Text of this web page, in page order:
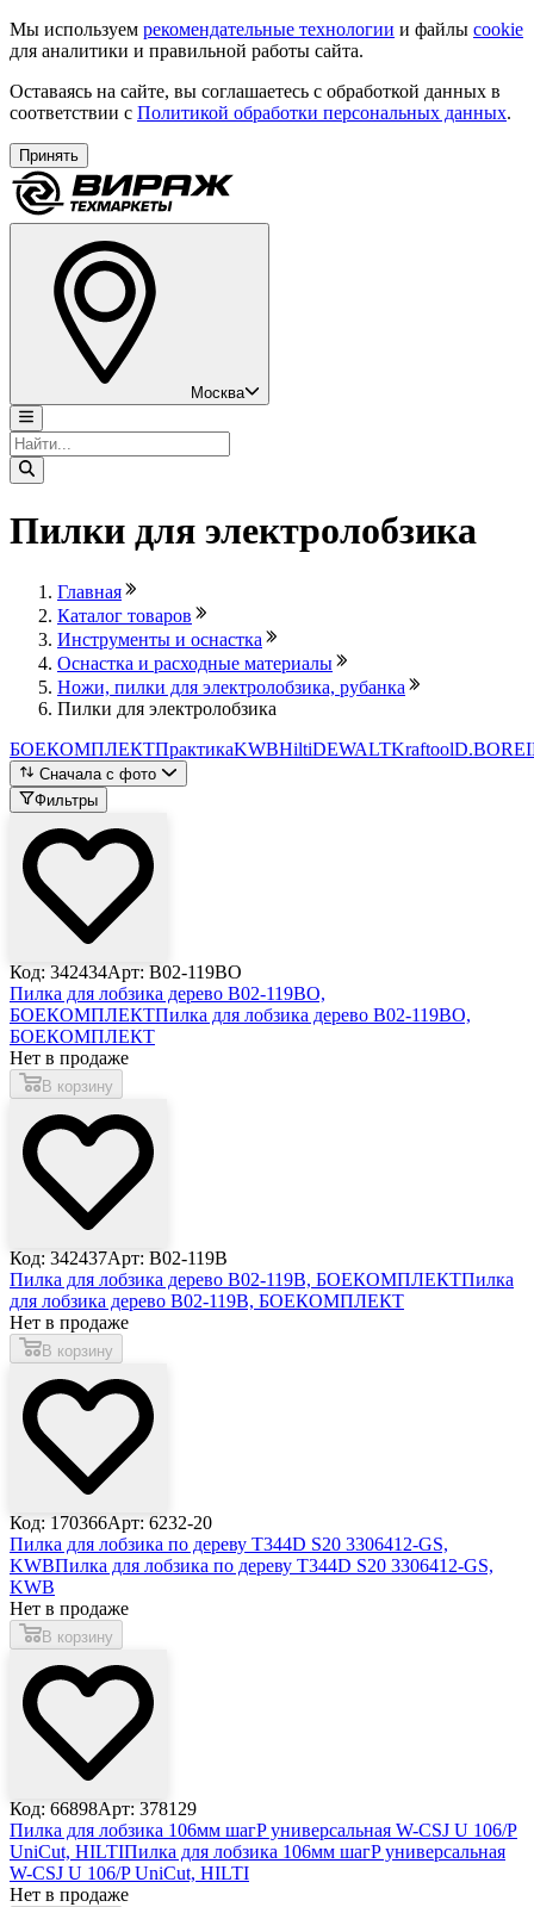
Мы используем рекомендательные технологии и файлы cookie
для аналитики и правильной работы сайта.
Оставаясь на сайте, вы соглашаетесь с обработкой данных в
соответствии с Политикой обработки персональных данных.
Принять
Москва
Пилки для электролобзика
Главная
Каталог товаров
Инструменты и оснастка
Оснастка и расходные материалы
Ножи, пилки для электролобзика, рубанка
Пилки для электролобзика
БОЕКОМПЛЕКТПрактикаKWBHiltiDEWALTKraftoolD.BOR
Сначала с фото
Фильтры
Код: 342434Арт: B02-119BO
Пилка для лобзика дерево B02-119BO,
БОЕКОМПЛЕКТПилка для лобзика дерево B02-119BO,
БОЕКОМПЛЕКТ
Нет в продаже
В корзину
Код: 342437Арт: B02-119B
Пилка для лобзика дерево B02-119B, БОЕКОМПЛЕКТПилка
для лобзика дерево B02-119B, БОЕКОМПЛЕКТ
Нет в продаже
В корзину
Код: 170366Арт: 6232-20
Пилка для лобзика по дереву T344D S20 3306412-GS,
KWBПилка для лобзика по дереву T344D S20 3306412-GS,
KWB
Нет в продаже
В корзину
Код: 66898Арт: 378129
Пилка для лобзика 106мм шагP универсальная W-CSJ U 106/P
UniCut, HILTIПилка для лобзика 106мм шагP универсальная
W-CSJ U 106/P UniCut, HILTI
Нет в продаже